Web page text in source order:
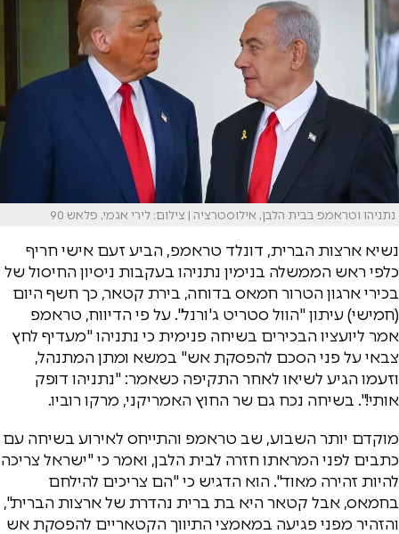
נתניהו וטראמפ בבית הלבן, אילוסטרציה | צילום: לירי אגמי, פלאש 90
נשיא ארצות הברית, דונלד טראמפ, הביע זעם אישי חריף
כלפי ראש הממשלה בנימין נתניהו בעקבות ניסיון החיסול של
בכירי ארגון הטרור חמאס בדוחה, בירת קטאר, כך חשף היום
(חמישי) עיתון "הוול סטריט ג'ורנל". על פי הדיווח, טראמפ
אמר ליועציו הבכירים בשיחה פנימית כי נתניהו "מעדיף לחץ
צבאי על פני הסכם להפסקת אש" במשא ומתן המתנהל,
וזעמו הגיע לשיאו לאחר התקיפה כשאמר: "נתניהו דופק
אותי!". בשיחה נכח גם שר החוץ האמריקני, מרקו רוביו.
מוקדם יותר השבוע, שב טראמפ והתייחס לאירוע בשיחה עם
כתבים לפני המראתו חזרה לבית הלבן, ואמר כי "ישראל צריכה
להיות זהירה מאוד". הוא הדגיש כי "הם צריכים להילחם
בחמאס, אבל קטאר היא בת ברית נהדרת של ארצות הברית",
והזהיר מפני פגיעה במאמצי התיווך הקטאריים להפסקת אש